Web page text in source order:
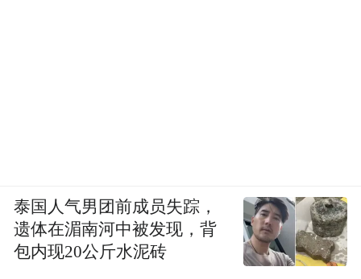
泰国人气男团前成员失踪，
遗体在湄南河中被发现，背
包内现20公斤水泥砖